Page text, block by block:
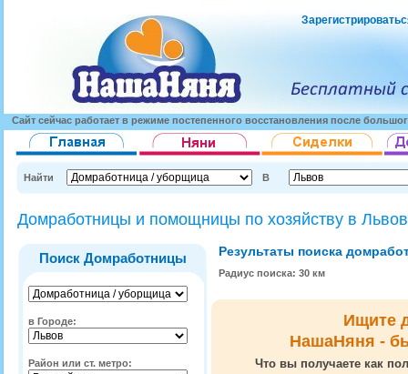
Сайт сейчас работает в режиме постепенного восстановления после
Найти В
Домработницы и помощницы по хозяйству в
Поиск Домработницы
в Городе:
Район или ст. метро:
Результаты поиска
Радиус поиска: 30 км
Ищите
НашаНяня -
Что вы получаете как